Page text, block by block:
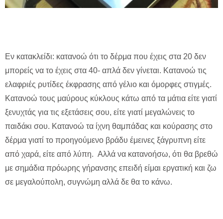
Εν κατακλείδι: κατανοώ ότι το δέρμα που έχεις στα 20 δεν
μπορείς να το έχεις στα 40- απλά δεν γίνεται. Κατανοώ τις
ελαφριές ρυτίδες έκφρασης από γέλιο και όμορφες στιγμές.
Κατανοώ τους μαύρους κύκλους κάτω από τα μάτια είτε γιατί
ξενυχτάς για τις εξετάσεις σου, είτε γιατί μεγαλώνεις το
παιδάκι σου. Κατανοώ τα ίχνη θαμπάδας και κούρασης στο
δέρμα γιατί το προηγούμενο βράδυ έμεινες ξάγρυπνη είτε
από χαρά, είτε από λύπη. Αλλά να κατανοήσω, ότι θα βρεθώ
με σημάδια πρόωρης γήρανσης επειδή είμαι εργατική και ζω
σε μεγαλούπολη, συγνώμη αλλά δε θα το κάνω.